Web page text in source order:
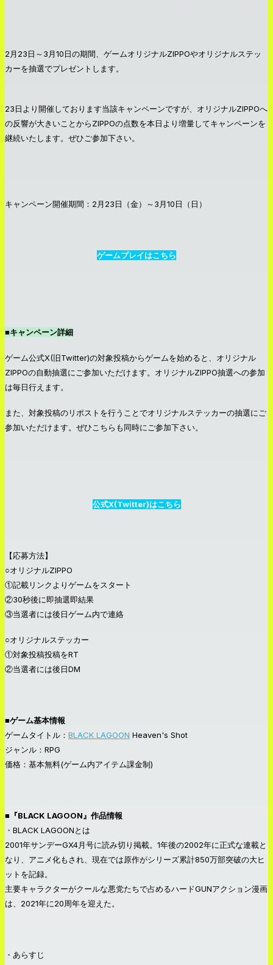
2月23日～3月10日の期間、ゲームオリジナルZIPPOやオリジナルステッ
カーを抽選でプレゼントします。
23日より開催しております当該キャンペーンですが、オリジナルZIPPOへ
の反響が大きいことからZIPPOの点数を本日より増量してキャンペーンを
継続いたします。ぜひご参加下さい。
キャンペーン開催期間：2月23日（金）～3月10日（日）
ゲームプレイはこちら
■キャンペーン詳細
ゲーム公式X(旧Twitter)の対象投稿からゲームを始めると、オリジナル
ZIPPOの自動抽選にご参加いただけます。オリジナルZIPPO抽選への参加
は毎日行えます。
また、対象投稿のリポストを行うことでオリジナルステッカーの抽選にご
参加いただけます。ぜひこちらも同時にご参加下さい。
公式X(Twitter)はこちら
【応募方法】
○オリジナルZIPPO
①記載リンクよりゲームをスタート
②30秒後に即抽選即結果
③当選者には後日ゲーム内で連絡
○オリジナルステッカー
①対象投稿投稿をRT
②当選者には後日DM
■ゲーム基本情報
ゲームタイトル： BLACK LAGOON Heaven's Shot
ジャンル：RPG
価格：基本無料(ゲーム内アイテム課金制)
■『BLACK LAGOON』作品情報
・BLACK LAGOONとは
2001年サンデーGX4月号に読み切り掲載。1年後の2002年に正式な連載と
なり、アニメ化もされ、現在では原作がシリーズ累計850万部突破の大ヒ
ットを記録。
主要キャラクターがクールな悪党たちで占めるハードGUNアクション漫画
は、2021年に20周年を迎えた。
・あらすじ